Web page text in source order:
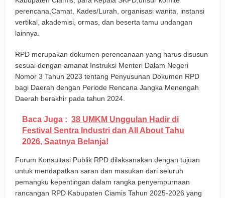
perencana,Camat, Kades/Lurah, organisasi wanita, instansi
vertikal, akademisi, ormas, dan beserta tamu undangan
lainnya.
RPD merupakan dokumen perencanaan yang harus disusun
sesuai dengan amanat Instruksi Menteri Dalam Negeri
Nomor 3 Tahun 2023 tentang Penyusunan Dokumen RPD
bagi Daerah dengan Periode Rencana Jangka Menengah
Daerah berakhir pada tahun 2024.
Baca Juga : 38 UMKM Unggulan Hadir di
Festival Sentra Industri dan All About Tahu
2026, Saatnya Belanja!
Forum Konsultasi Publik RPD dilaksanakan dengan tujuan
untuk mendapatkan saran dan masukan dari seluruh
pemangku kepentingan dalam rangka penyempurnaan
rancangan RPD Kabupaten Ciamis Tahun 2025-2026 yang